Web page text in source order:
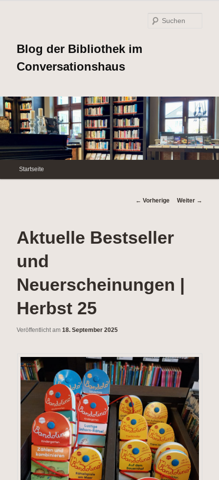
Blog der Bibliothek im
Conversationshaus
Hauptmenü
Zum
Startseite
Beitrags-
← Vorherige Weiter →
Aktuelle Bestseller
und
Neuerscheinungen |
Herbst 25
Veröffentlicht am18. September 2025